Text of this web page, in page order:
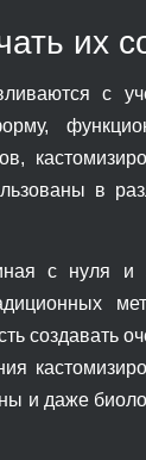
их
с
в
с нуля и
создавать
и даже